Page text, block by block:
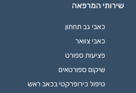
שירותי המרפאה
כאבי גב תחתון
כאבי צוואר
פציעות ספורט
שיקום ספורטאים
טיפול כירופרקטי בכאב ראש